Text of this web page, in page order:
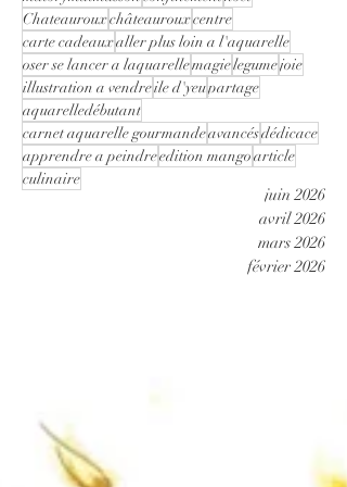
juin 2026
avril 2026
mars 2026
février 2026
Chateaurouxchâteaurouxcentre
carte cadeauxaller plus loin a l'aquarelle
oser se lancer a laquarellemagielegumejoie
illustration a vendreile d'yeupartage
aquarelledébutant
carnet aquarelle gourmandeavancésdédicace
apprendre a peindreedition mangoarticle
culinaire